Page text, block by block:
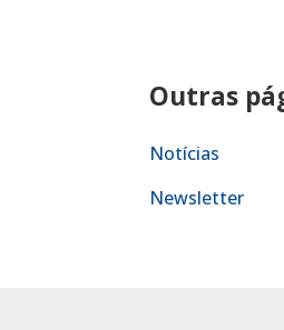
Outras
Notícias
Newsletter